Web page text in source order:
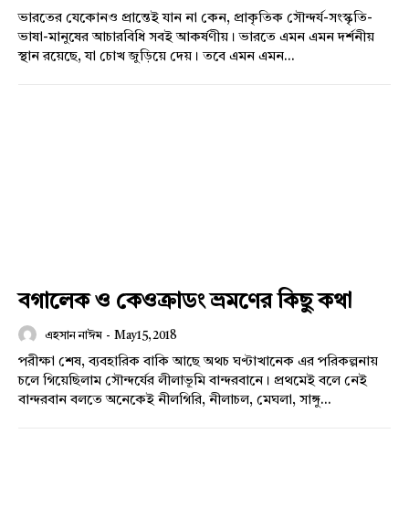
ভারতের যেকোনও প্রান্তেই যান না কেন, প্রাকৃতিক সৌন্দর্য-সংস্কৃতি-
ভাষা-মানুষের আচারবিধি সবই আকর্ষণীয়। ভারতে এমন এমন দর্শনীয়
স্থান রয়েছে, যা চোখ জুড়িয়ে দেয়। তবে এমন এমন...
বগালেক ও কেওক্রাডং ভ্রমণের কিছু কথা
এহসান নাঈম - May 15, 2018
পরীক্ষা শেষ, ব্যবহারিক বাকি আছে অথচ ঘণ্টাখানেক এর পরিকল্পনায়
চলে গিয়েছিলাম সৌন্দর্যের লীলাভূমি বান্দরবানে। প্রথমেই বলে নেই
বান্দরবান বলতে অনেকেই নীলগিরি, নীলাচল, মেঘলা, সাঙ্গু...